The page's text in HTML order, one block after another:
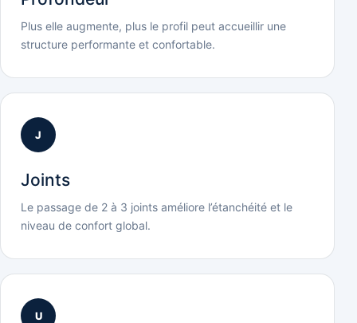
Plus elle augmente, plus le profil peut accueillir une
structure performante et confortable.
J
Joints
Le passage de 2 à 3 joints améliore l’étanchéité et le
niveau de confort global.
U